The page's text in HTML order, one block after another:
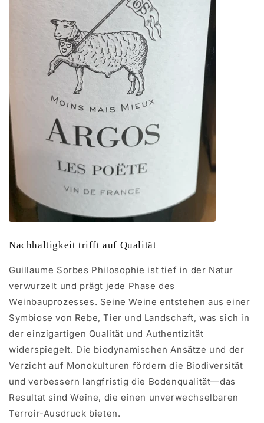
Nachhaltigkeit trifft auf Qualität
Guillaume Sorbes Philosophie ist tief in der Natur
verwurzelt und prägt jede Phase des
Weinbauprozesses. Seine Weine entstehen aus einer
Symbiose von Rebe, Tier und Landschaft, was sich in
der einzigartigen Qualität und Authentizität
widerspiegelt. Die biodynamischen Ansätze und der
Verzicht auf Monokulturen fördern die Biodiversität
und verbessern langfristig die Bodenqualität—das
Resultat sind Weine, die einen unverwechselbaren
Terroir-Ausdruck bieten.